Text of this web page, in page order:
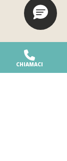
CHIAMACI